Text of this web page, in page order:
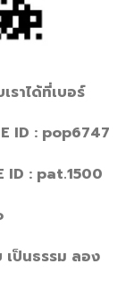
าได้ที่เบอร์
ID : pop6747
ID : pat.1500
ป็นธรรม ลอง